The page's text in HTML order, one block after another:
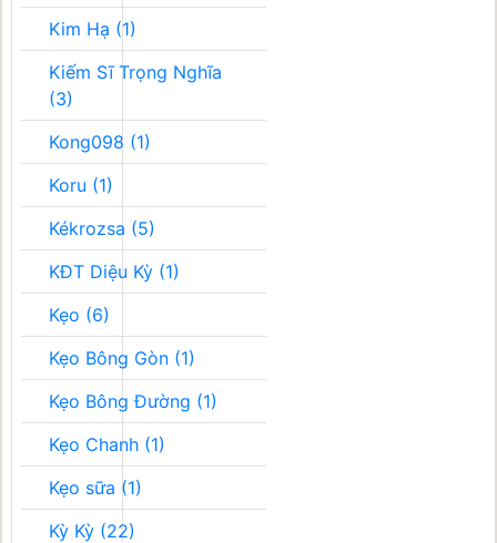
Kim Hạ (1)
Kiếm Sĩ Trọng Nghĩa
(3)
Kong098 (1)
Koru (1)
Kékrozsa (5)
KĐT Diệu Kỳ (1)
Kẹo (6)
Kẹo Bông Gòn (1)
Kẹo Bông Đường (1)
Kẹo Chanh (1)
Kẹo sữa (1)
Kỳ Kỳ (22)